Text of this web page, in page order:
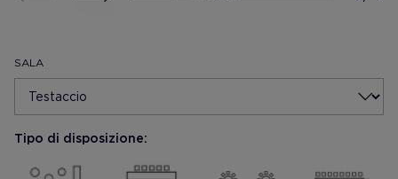
SALA
Tipo di disposizione: